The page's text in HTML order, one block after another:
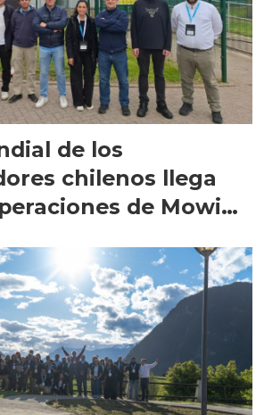
de los
chilenos llega
de Mowi